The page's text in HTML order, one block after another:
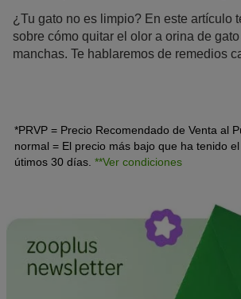
¿Tu gato no es limpio? En este artículo
sobre cómo quitar el olor a orina de
manchas. Te hablaremos de remedios
*PRVP = Precio Recomendado de Venta al
normal = El precio más bajo que ha tenido
útimos 30 días. **Ver condiciones